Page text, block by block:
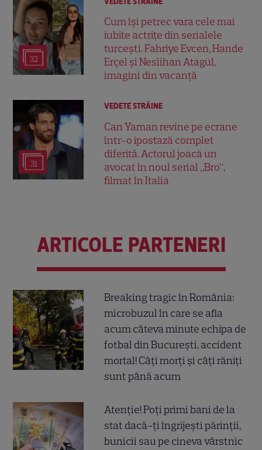
32
Cum își petrec vara cele mai
iubite actrițe din serialele
turcești. Fahriye Evcen, Hande
Erçel și Neslihan Atagül,
imagini din vacanță
31
VEDETE STRĂINE
Can Yaman revine pe ecrane
într-o ipostază complet
diferită. Actorul joacă un
avocat în noul serial „Bro”,
filmat în Italia
ARTICOLE PARTENERI
Breaking tragic în România:
microbuzul în care se afla
acum câteva minute echipa de
fotbal din București, accident
mortal! Câți morți și câți răniți
sunt până acum
Atenție! Poți primi bani de la
stat dacă-ți îngrijești părinții,
bunicii sau pe cineva vârstnic